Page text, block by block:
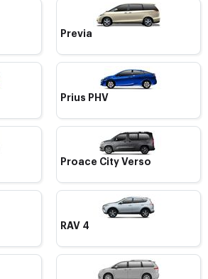
Previa
Prius PHV
Proace City Verso
RAV 4